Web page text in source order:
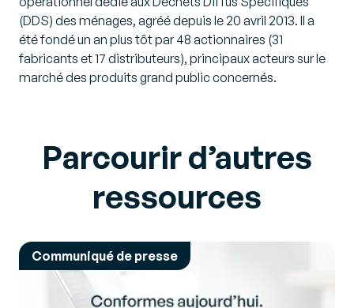
(DDS) des ménages, agréé depuis le 20 avril 2013. Il a
été fondé un an plus tôt par 48 actionnaires (31
fabricants et 17 distributeurs), principaux acteurs sur le
marché des produits grand public concernés.
Parcourir d’autres
ressources
Communiqué de presse